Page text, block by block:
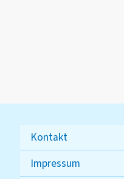
Kontakt
Impressum